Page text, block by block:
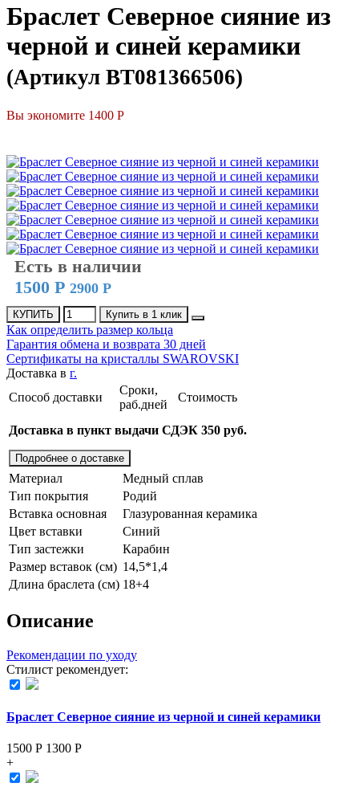
Браслет Северное сияние из
черной и синей керамики
(Артикул BT081366506)
Вы экономите 1400 Р
Есть в наличии
1500 Р 2900 Р
КУПИТЬ Купить в 1 клик
Как определить размер кольца
Гарантия обмена и возврата 30 дней
Сертификаты на кристаллы SWAROVSKI
Доставка в г.
Способ доставки
Сроки,
раб.дней
Стоимость
Доставка в пункт выдачи СДЭК 350 руб.
Подробнее о доставке
Материал
Медный сплав
Тип покрытия
Родий
Вставка основная
Глазурованная керамика
Цвет вставки
Синий
Тип застежки
Карабин
Размер вставок (см) 14,5*1,4
Длина браслета (см) 18+4
Описание
Рекомендации по уходу
Стилист рекомендует:
Браслет Северное сияние из черной и синей керамики
1500 Р 1300 Р
+